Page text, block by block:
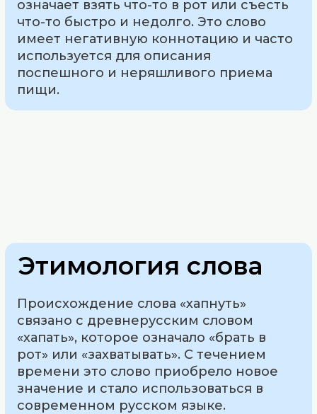
означает взять что-то в рот или съесть
что-то быстро и недолго. Это слово
имеет негативную коннотацию и часто
используется для описания
поспешного и неряшливого приема
пищи.
Этимология слова
Происхождение слова «хапнуть»
связано с древнерусским словом
«хапать», которое означало «брать в
рот» или «захватывать». С течением
времени это слово приобрело новое
значение и стало использоваться в
современном русском языке.